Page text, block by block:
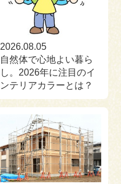
2026.08.05
自然体で心地よい暮ら
し。2026年に注目のイ
ンテリアカラーとは？